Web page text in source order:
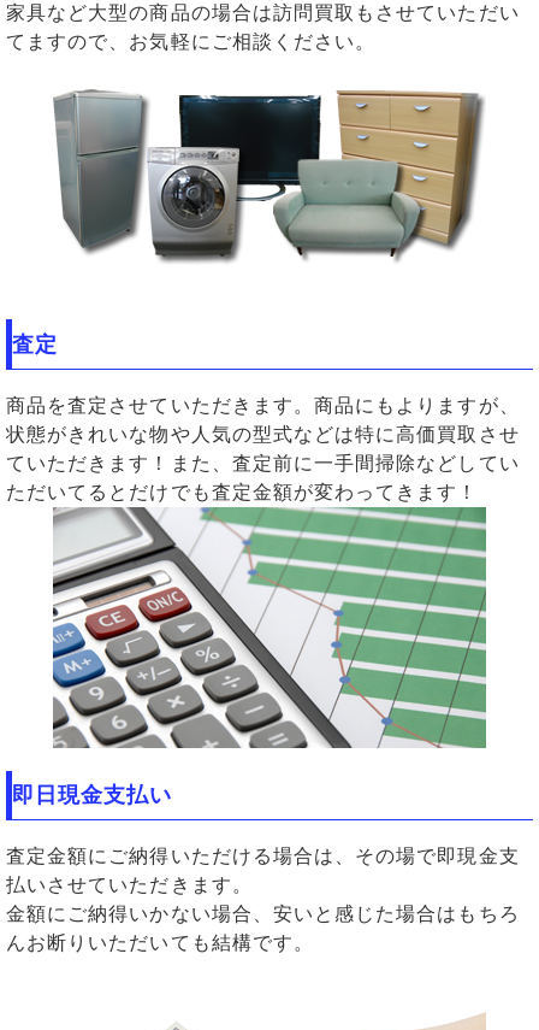
家具など大型の商品の場合は訪問買取もさせていただい
てますので、お気軽にご相談ください。
査定
商品を査定させていただきます。商品にもよりますが、
状態がきれいな物や人気の型式などは特に高価買取させ
ていただきます！また、査定前に一手間掃除などしてい
ただいてるとだけでも査定金額が変わってきます！
即日現金支払い
査定金額にご納得いただける場合は、その場で即現金支
払いさせていただきます。
金額にご納得いかない場合、安いと感じた場合はもちろ
んお断りいただいても結構です。